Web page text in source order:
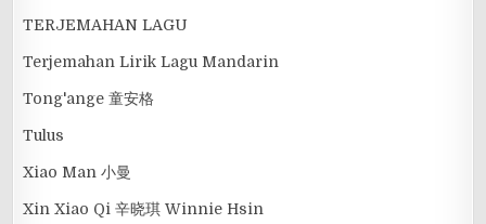
TERJEMAHAN LAGU
Terjemahan Lirik Lagu Mandarin
Tong'ange 童安格
Tulus
Xiao Man 小曼
Xin Xiao Qi 辛晓琪 Winnie Hsin